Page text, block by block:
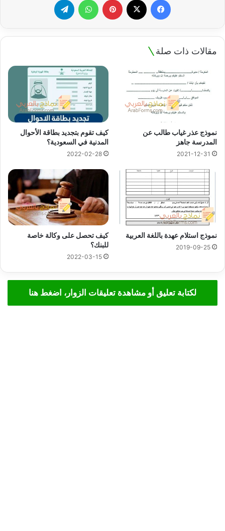
مقالات ذات صلة
نموذج عذر غياب طالب عن
المدرسة جاهز
2021-12-31
كيف تقوم بتجديد بطاقة الأحوال
المدنية في السعودية؟
2022-02-28
نموذج استلام عهدة باللغة العربية
2019-09-25
كيف تحصل على وكالة خاصة
للبنك؟
2022-03-15
لكتابة تعليق أو مشاهدة تعليقات الزوار، اضغط هنا